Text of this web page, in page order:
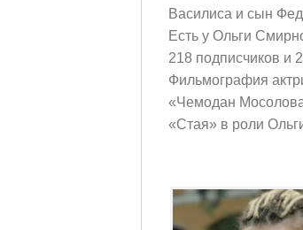
Василиса и сын
Есть у Ольги
218 подписчиков и
Фильмография
«Чемодан
«Стая» в роли